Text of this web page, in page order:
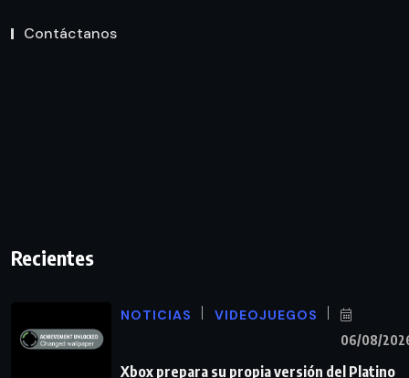
Contáctanos
Recientes
NOTICIAS VIDEOJUEGOS
06/08/
Xbox prepara su propia versión del Platino